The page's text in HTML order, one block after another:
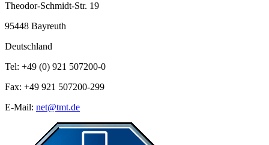
Theodor-Schmidt-Str. 19
95448 Bayreuth
Deutschland
Tel: +49 (0) 921 507200-0
Fax: +49 921 507200-299
E-Mail: net@tmt.de